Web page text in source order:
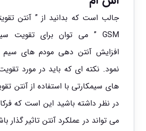
جالب است که بدانید از ” آنتن
افزایش آنتن دهی مودم های سیم
نمود. نکته ای که باید در مورد
های سیمکارتی با استفاده از آنتن
در نظر داشته باشید این است که
می تواند در عملکرد آنتن تاثیر گذار